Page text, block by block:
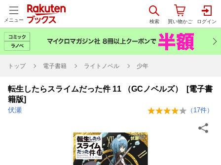
メニュー
トップ 電子書籍 ライトノベル 少年
転生したらスライムだった件 11 （GCノベルズ） [電子書
籍版]
伏瀬 （ 17件）